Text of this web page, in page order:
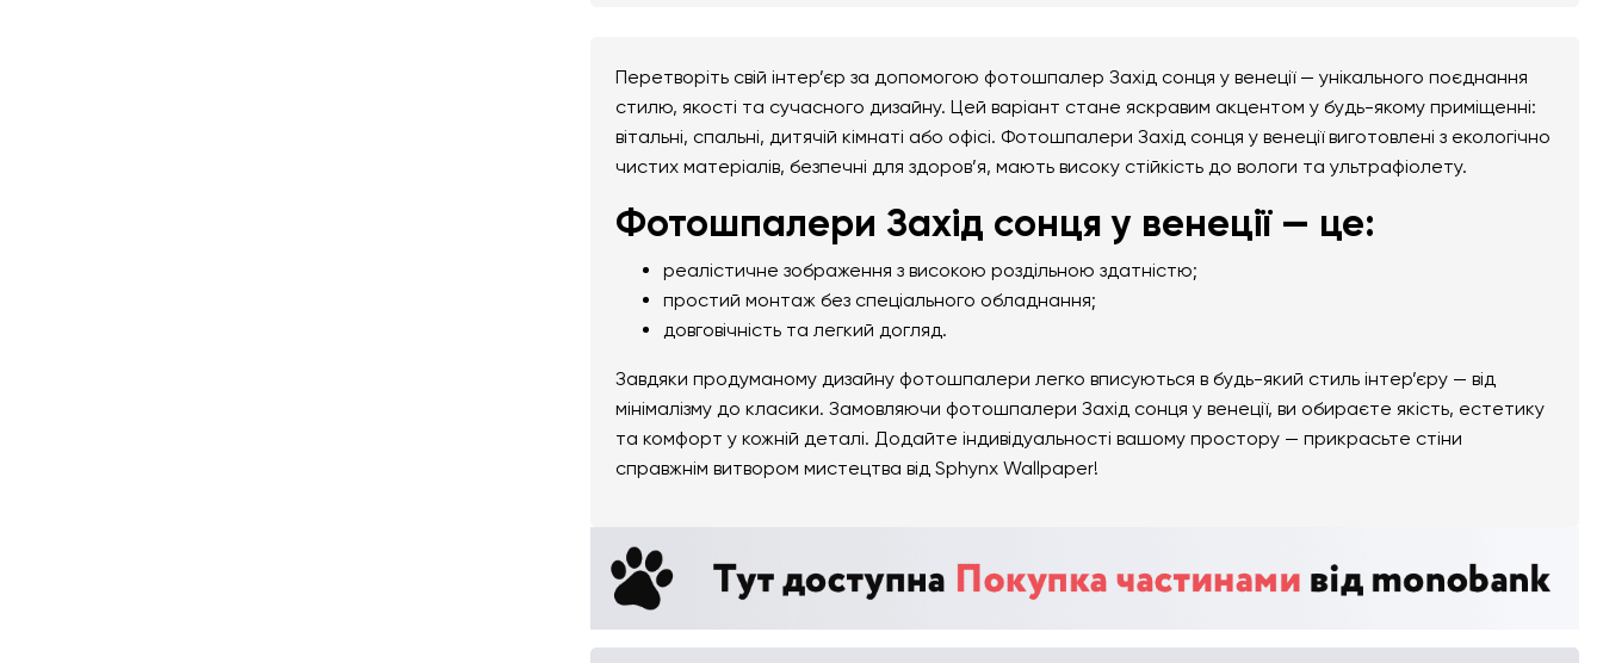
Перетворіть свій інтер’єр за допомогою фотошпалер Захід сонця у венеції — унікального поєднання
стилю, якості та сучасного дизайну. Цей варіант стане яскравим акцентом у будь-якому приміщенні:
вітальні, спальні, дитячій кімнаті або офісі. Фотошпалери Захід сонця у венеції виготовлені з екологічно
чистих матеріалів, безпечні для здоров’я, мають високу стійкість до вологи та ультрафіолету.
Фотошпалери Захід сонця у венеції — це:
реалістичне зображення з високою роздільною здатністю;
простий монтаж без спеціального обладнання;
довговічність та легкий догляд.
Завдяки продуманому дизайну фотошпалери легко вписуються в будь-який стиль інтер’єру — від
мінімалізму до класики. Замовляючи фотошпалери Захід сонця у венеції, ви обираєте якість, естетику
та комфорт у кожній деталі. Додайте індивідуальності вашому простору — прикрасьте стіни
справжнім витвором мистецтва від Sphynx Wallpaper!